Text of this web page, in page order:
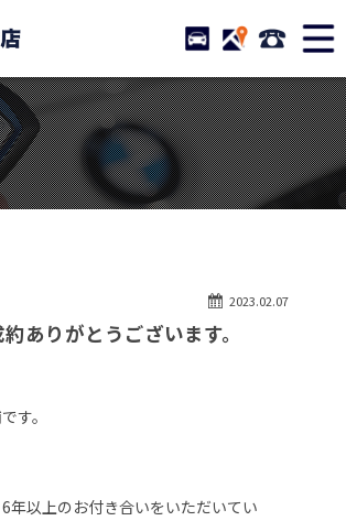
TUCグループ BMW専門 船
STOCK ACCESS 047-
在庫リスト
覧
店舗紹介
ス
アクセスマップ
自動車保険2023.02.07
ありがとうございます。
す。
年以上のお付き合いをいただいてい